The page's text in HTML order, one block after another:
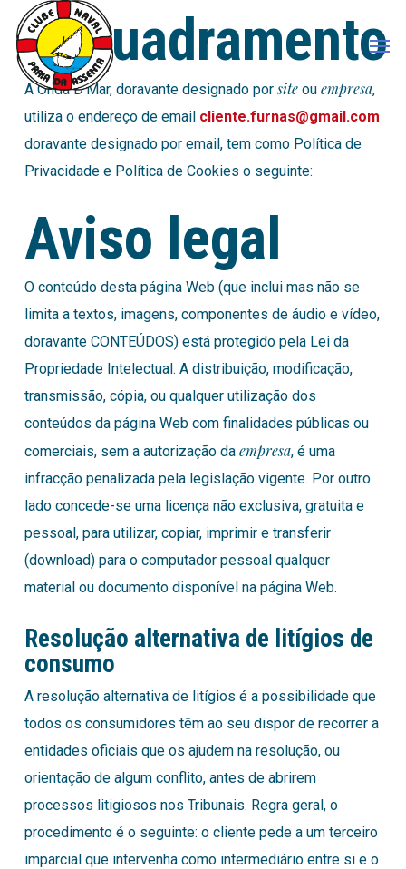
Skip
main
content
Enquadramento
A Onda D’Mar, doravante designado porsiteou empresa,
utiliza o endereço de email cliente.furnas@gmail.com
doravante designado por email, tem como Política de
Privacidade e Política de Cookies o seguinte:
Aviso legal
O conteúdo desta página Web (que inclui mas não se
limita a textos, imagens, componentes de áudio e vídeo,
doravante CONTEÚDOS) está protegido pela Lei da
Propriedade Intelectual. A distribuição, modificação,
transmissão, cópia, ou qualquer utilização dos
conteúdos da página Web com finalidades públicas ou
comerciais, sem a autorização da empresa, é uma
infracção penalizada pela legislação vigente. Por outro
lado concede-se uma licença não exclusiva, gratuita e
pessoal, para utilizar, copiar, imprimir e transferir
(download) para o computador pessoal qualquer
material ou documento disponível na página Web.
Resolução alternativa de litígios de
consumo
A resolução alternativa de litígios é a possibilidade que
todos os consumidores têm ao seu dispor de recorrer a
entidades oficiais que os ajudem na resolução, ou
orientação de algum conflito, antes de abrirem
processos litigiosos nos Tribunais. Regra geral, o
procedimento é o seguinte: o cliente pede a um terceiro
imparcial que intervenha como intermediário entre si e o